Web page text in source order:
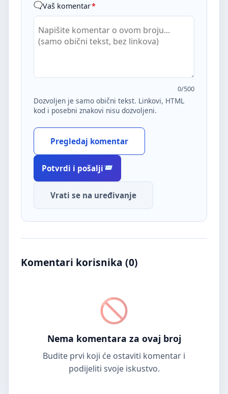
Vaš komentar*
0/500
Dozvoljen je samo obični tekst. Linkovi, HTML
kod i posebni znakovi nisu dozvoljeni.
Pregledaj komentar
Potvrdi i pošalji
Vrati se na uređivanje
Komentari korisnika (0)
Nema komentara za ovaj broj
Budite prvi koji će ostaviti komentar i
podijeliti svoje iskustvo.